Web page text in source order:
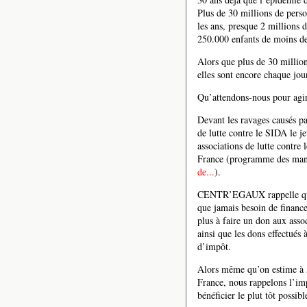
Plus de 30 millions de
les ans, presque 2 millions
250.000 enfants de moins
Alors que plus de 30
elles sont encore chaque
Qu’attendons-nous pour
Devant les ravages causés
de lutte contre le SIDA le
associations de lutte
France (programme des
de...).
CENTR’EGAUX rappelle
que jamais besoin de
plus à faire un don aux
ainsi que les dons effectués
d’impôt.
Alors même qu’on estime
France, nous rappelons
bénéficier le plut tôt